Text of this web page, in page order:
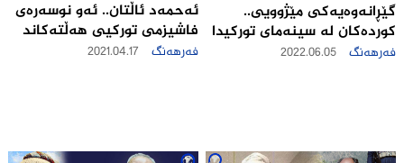
گێڕانه‌وه‌یه‌كی مێژوویی..
كورده‌کان له‌ سینه‌مای تورکیدا
فەرهەنگ 2022.06.05
ئه‌حمه‌د ئاڵتان.. ئه‌و نوسه‌ره‌ى
فاشیزمى توركیى هه‌ڵته‌كاند
فەرهەنگ 2021.04.17